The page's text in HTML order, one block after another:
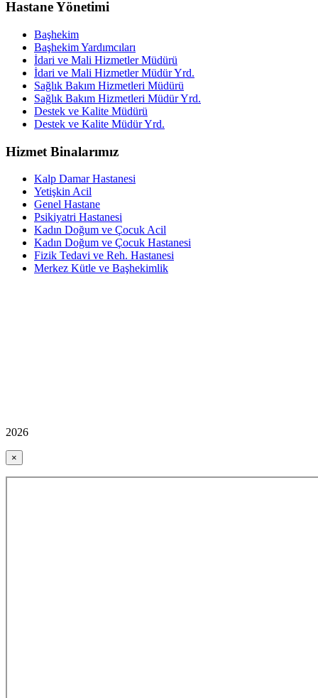
Hastane Yönetimi
Başhekim
Başhekim Yardımcıları
İdari ve Mali Hizmetler Müdürü
İdari ve Mali Hizmetler Müdür Yrd.
Sağlık Bakım Hizmetleri Müdürü
Sağlık Bakım Hizmetleri Müdür Yrd.
Destek ve Kalite Müdürü
Destek ve Kalite Müdür Yrd.
Hizmet Binalarımız
Kalp Damar Hastanesi
Yetişkin Acil
Genel Hastane
Psikiyatri Hastanesi
Kadın Doğum ve Çocuk Acil
Kadın Doğum ve Çocuk Hastanesi
Fizik Tedavi ve Reh. Hastanesi
Merkez Kütle ve Başhekimlik
2026
×